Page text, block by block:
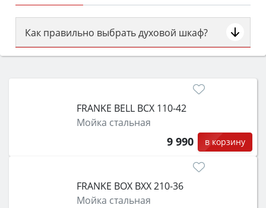
Как правильно выбрать духовой шкаф?
Сначала определитесь с типом (газовый или
затем смотрите на объём 50–70 л для семьи,
функции (конвекция, гриль, самоочистка,
защита от детей).
FRANKE BELL BCX 110-42
Мойка стальная
9 990 в корзину
FRANKE BOX BXX 210-36
Мойка стальная